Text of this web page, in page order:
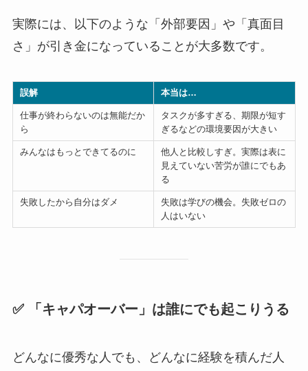
実際には、以下のような「外部要因」や「真面目
さ」が引き金になっていることが大多数です。
誤解 本当は…
仕事が終わらないのは無能だか
ら
タスクが多すぎる、期限が短す
ぎるなどの環境要因が大きい
みんなはもっとできてるのに
他人と比較しすぎ。実際は表に
見えていない苦労が誰にでもあ
る
失敗したから自分はダメ
失敗は学びの機会。失敗ゼロの
人はいない
✅ 「キャパオーバー」は誰にでも起こりうる
どんなに優秀な人でも、どんなに経験を積んだ人